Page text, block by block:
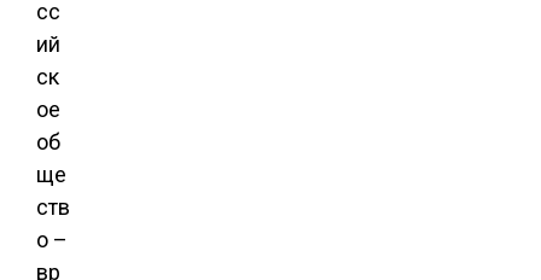
сс
ий
ск
ое
об
ще
ств
о –
вр